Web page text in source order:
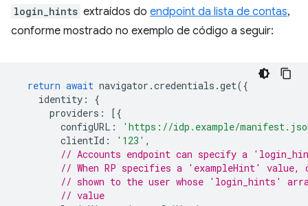
login_hints extraídos do endpoint da lista de contas,
conforme mostrado no exemplo de código a seguir:
return await navigator .credentials .get({
identity :
{
providers :
[{
configURL :
'https://idp.example/
clientId : '123' ,
// Accounts endpoint can specify a
// When RP specifies a 'exampleHint' value,
// shown to the user whose 'login_hints'
// value